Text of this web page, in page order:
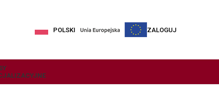
POLSKI ZALOGUJ